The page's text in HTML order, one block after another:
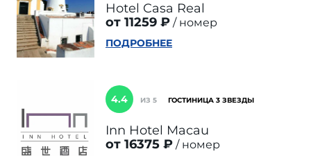
Hotel Casa Real
от 11259 ₽
номер
ПОДРОБНЕЕ
4.4 ИЗ 5 ГОСТИНИЦА 3 ЗВЕЗДЫ
Inn Hotel Macau
от 16375 ₽
номер